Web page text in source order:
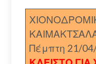
Πέμπτη 21/